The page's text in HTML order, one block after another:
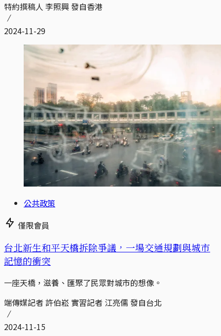
特約撰稿人 李照興 發自香港
2024-11-29
公共政策
僅限會員
台北新生和平天橋拆除爭議，一場交通規劃與城市
記憶的衝突
一座天橋，滋養、匯聚了民眾對城市的想像。
端傳媒記者 許伯崧 實習記者 江亮儒 發自台北
2024-11-15